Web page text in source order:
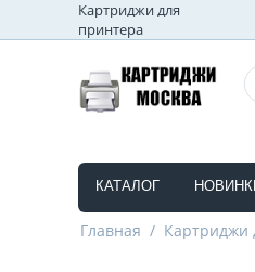
Картриджи для
принтера
КАТАЛОГ
Главная / Картриджи